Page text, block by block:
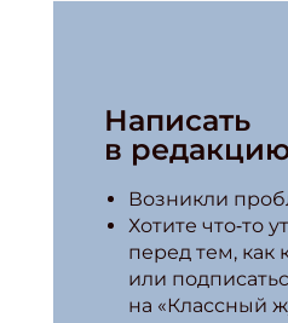
Написать
в
Возникли
Хотите что‑то
перед тем, как
или
на «Классный